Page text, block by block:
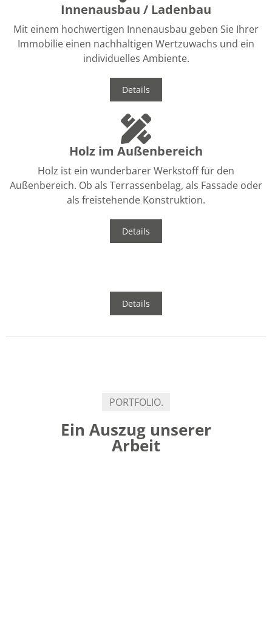
Innenausbau / Ladenbau
Mit einem hochwertigen Innenausbau geben Sie Ihrer
Immobilie einen nachhaltigen Wertzuwachs und ein
individuelles Ambiente.
Details
Holz im Außenbereich
Holz ist ein wunderbarer Werkstoff für den
Außenbereich. Ob als Terrassenbelag, als Fassade oder
als freistehende Konstruktion.
Details
Details
PORTFOLIO.
Ein Auszug unserer
Arbeit